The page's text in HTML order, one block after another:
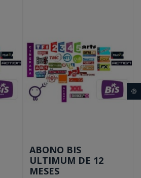
ABONO BIS
ULTIMUM DE 12
MESES
🍪